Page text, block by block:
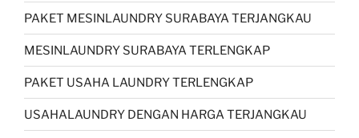
PAKET MESINLAUNDRY SURABAYA TERJANGKAU
MESINLAUNDRY SURABAYA TERLENGKAP
PAKET USAHA LAUNDRY TERLENGKAP
USAHALAUNDRY DENGAN HARGA TERJANGKAU